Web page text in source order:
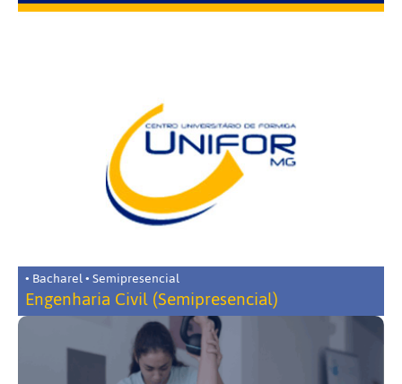
• Bacharel • Semipresencial
Engenharia Civil (Semipresencial)